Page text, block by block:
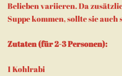
Belieben variieren. Da
Suppe kommen, sollte sie auch
Zutaten (für 2-3 Personen):
1 Kohlrabi